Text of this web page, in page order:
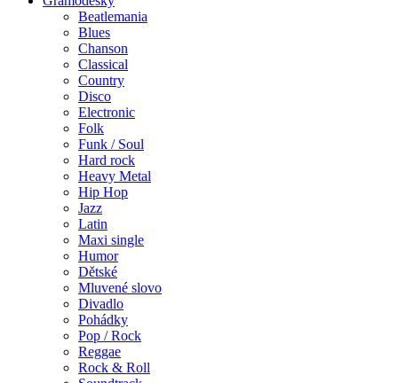
Beatlemania
Blues
Chanson
Classical
Country
Disco
Electronic
Folk
Funk / Soul
Hard rock
Heavy Metal
Hip Hop
Jazz
Latin
Maxi single
Humor
Dětské
Mluvené slovo
Divadlo
Pohádky
Pop / Rock
Reggae
Rock & Roll